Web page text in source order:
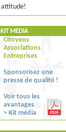
attitude!
KIT MEDIA
Citoyens
Associations
Entreprises
Sponsorisez une
presse de qualité !
Voir tous les
avantages
> Kit média